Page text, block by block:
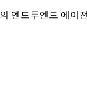
엔드투엔드 에이